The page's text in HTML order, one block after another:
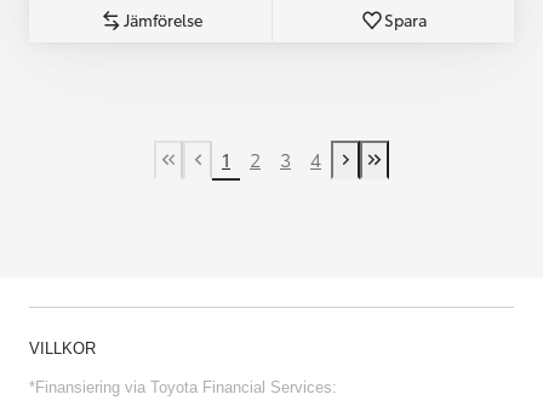
Jämförelse Spara
First Page
Previous page
1 2 3 4
Next page
Last Page
VILLKOR
*Finansiering via Toyota Financial Services: